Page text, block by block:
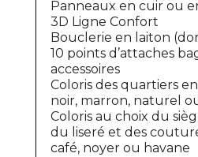
Panneaux en cuir ou
3D Ligne Confort
Bouclerie en laiton
10 points d’attaches
accessoires
Coloris des quartiers
noir, marron, naturel
Coloris au choix du
du liseré et des
café, noyer ou havane